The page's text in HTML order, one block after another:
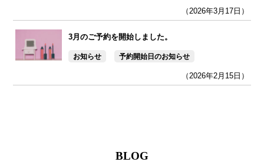
（2026年3月17日）
3月のご予約を開始しました。
お知らせ 予約開始日のお知らせ
（2026年2月15日）
BLOG